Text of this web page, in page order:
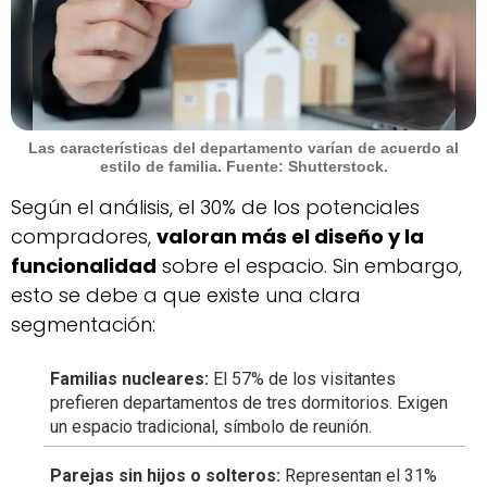
Las características del departamento varían de acuerdo al
estilo de familia. Fuente: Shutterstock.
Según el análisis, el 30% de los potenciales
compradores, valoran más el diseño y la
funcionalidad sobre el espacio. Sin embargo,
esto se debe a que existe una clara
segmentación:
Familias nucleares: El 57% de los visitantes
prefieren departamentos de tres dormitorios. Exigen
un espacio tradicional, símbolo de reunión.
Parejas sin hijos o solteros: Representan el 31%